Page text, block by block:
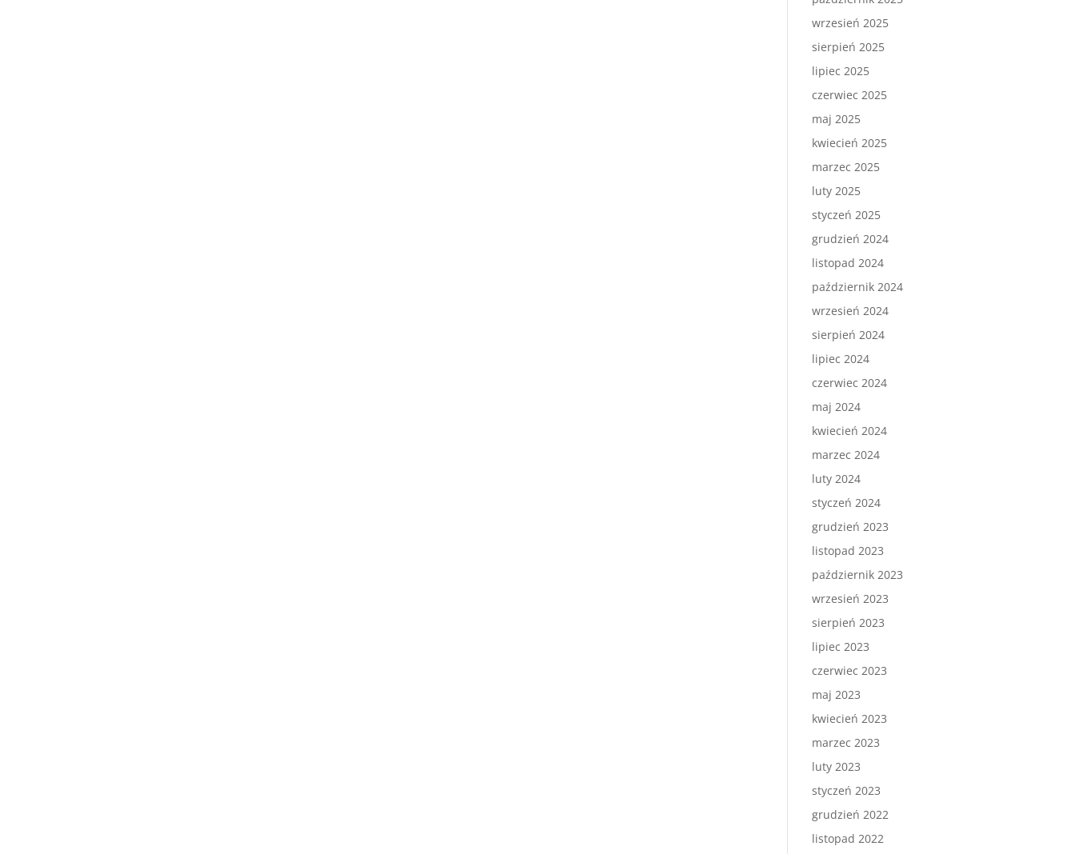
wrzesień 2025
sierpień 2025
lipiec 2025
czerwiec 2025
maj 2025
kwiecień 2025
marzec 2025
luty 2025
styczeń 2025
grudzień 2024
listopad 2024
październik 2024
wrzesień 2024
sierpień 2024
lipiec 2024
czerwiec 2024
maj 2024
kwiecień 2024
marzec 2024
luty 2024
styczeń 2024
grudzień 2023
listopad 2023
październik 2023
wrzesień 2023
sierpień 2023
lipiec 2023
czerwiec 2023
maj 2023
kwiecień 2023
marzec 2023
luty 2023
styczeń 2023
grudzień 2022
listopad 2022